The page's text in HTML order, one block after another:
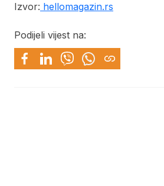
Izvor: hellomagazin.rs
Podijeli vijest na: